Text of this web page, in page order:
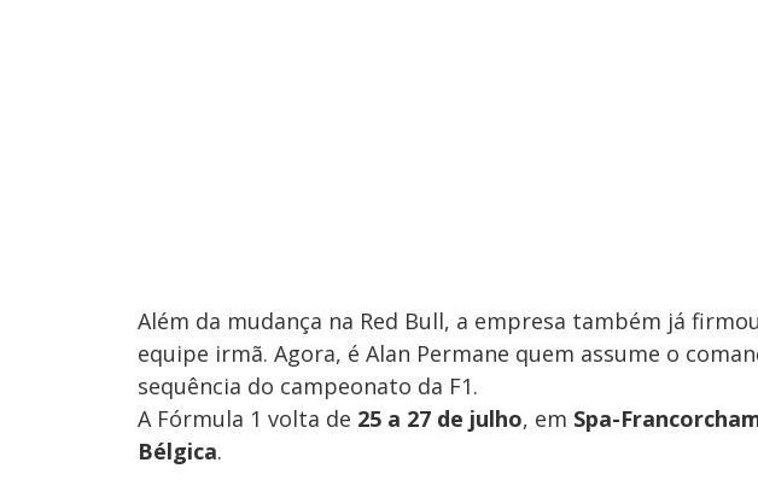
Além da mudança na Red Bull, a empresa também já
equipe irmã. Agora, é Alan Permane quem assume o
sequência do campeonato da F1.
A Fórmula 1 volta de 25 a 27 de julho, em Spa-
Bélgica.